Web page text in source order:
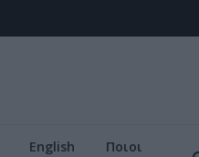
English
Ποιοι